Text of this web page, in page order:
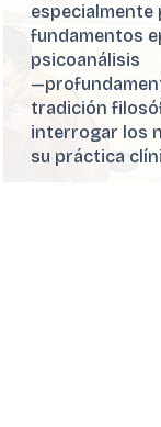
especialmente
fundamentos
psicoanálisis
tradición
interrogar los
su práctica